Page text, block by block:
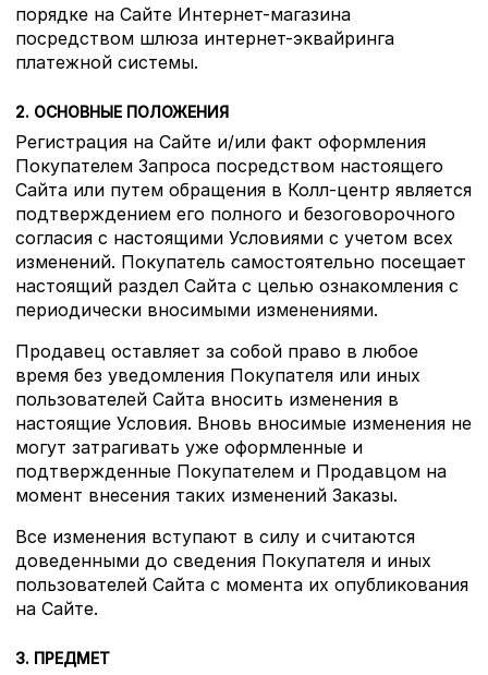
порядке на Сайте Интернет-магазина
посредством шлюза интернет-эквайринга
платежной системы.
2. ОСНОВНЫЕ ПОЛОЖЕНИЯ
Регистрация на Сайте и/или факт оформления
Покупателем Запроса посредством настоящего
Сайта или путем обращения в Колл-центр является
подтверждением его полного и безоговорочного
согласия с настоящими Условиями с учетом всех
изменений. Покупатель самостоятельно посещает
настоящий раздел Сайта с целью ознакомления с
периодически вносимыми изменениями.
Продавец оставляет за собой право в любое
время без уведомления Покупателя или иных
пользователей Сайта вносить изменения в
настоящие Условия. Вновь вносимые изменения не
могут затрагивать уже оформленные и
подтвержденные Покупателем и Продавцом на
момент внесения таких изменений Заказы.
Все изменения вступают в силу и считаются
доведенными до сведения Покупателя и иных
пользователей Сайта с момента их опубликования
на Сайте.
3. ПРЕДМЕТ